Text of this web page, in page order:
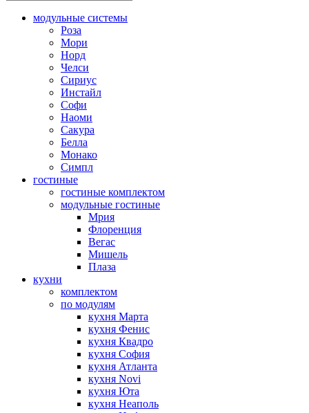
модульные системы
Роза
Мори
Норд
Челси
Сириус
Инстайл
Софи
Наоми
Сакура
Белла
Монако
Симпл
гостиные
гостиные комплектом
модульные гостиные
Мрия
Флоренция
Вегас
Мишель
Плаза
кухни
комплектом
по модулям
кухня Марта
кухня Фенис
кухня Квадро
кухня София
кухня Атланта
кухня Novi
кухня Юта
кухня Неаполь